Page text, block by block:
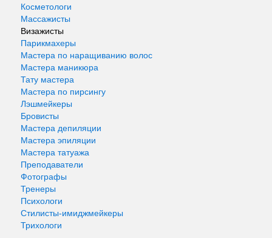
Косметологи
Массажисты
Визажисты
Парикмахеры
Мастера по наращиванию волос
Мастера маникюра
Тату мастера
Мастера по пирсингу
Лэшмейкеры
Бровисты
Мастера депиляции
Мастера эпиляции
Мастера татуажа
Преподаватели
Фотографы
Тренеры
Психологи
Стилисты-имиджмейкеры
Трихологи